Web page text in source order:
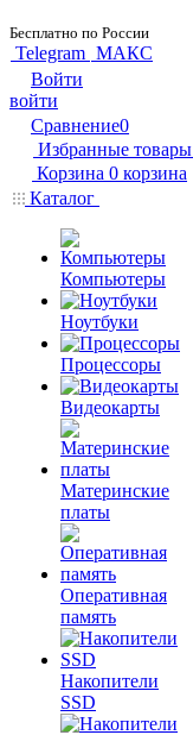
Бесплатно по России
Telegram МАКС
Войти
войти
Сравнение0
Избранные товары
Корзина 0 корзина
Каталог
Компьютеры
Ноутбуки
Процессоры
Видеокарты
Материнские
платы
Оперативная
память
Накопители
SSD